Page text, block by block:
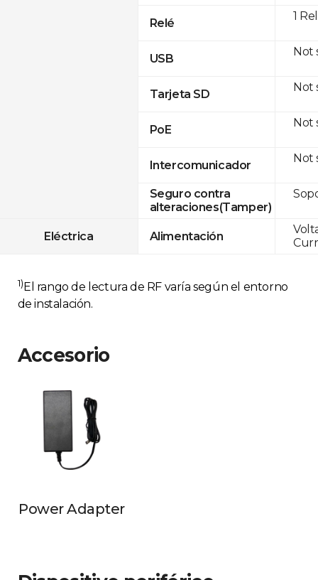
Relé
USB
Tarjeta SD
PoE
Intercomunicador
Seguro contra
alteraciones(Tamper)
Eléctrica Alimentación
1
Not
Not
Not
Not
1) El rango de lectura de RF varía según el entorno
de instalación.
Accesorio
Power Adapter